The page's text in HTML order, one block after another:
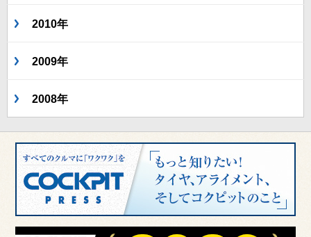
2010年
2009年
2008年